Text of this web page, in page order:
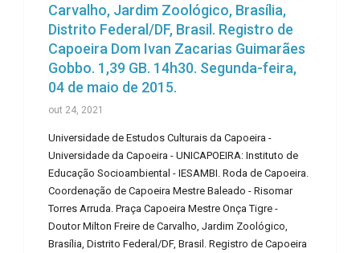
Carvalho, Jardim Zoológico, Brasília,
Distrito Federal/DF, Brasil. Registro de
Capoeira Dom Ivan Zacarias Guimarães
Gobbo. 1,39 GB. 14h30. Segunda-feira,
04 de maio de 2015.
out 24, 2021
Universidade de Estudos Culturais da Capoeira -
Universidade da Capoeira - UNICAPOEIRA: Instituto de
Educação Socioambiental - IESAMBI. Roda de Capoeira.
Coordenação de Capoeira Mestre Baleado - Risomar
Torres Arruda. Praça Capoeira Mestre Onça Tigre -
Doutor Milton Freire de Carvalho, Jardim Zoológico,
Brasília, Distrito Federal/DF, Brasil. Registro de Capoeira